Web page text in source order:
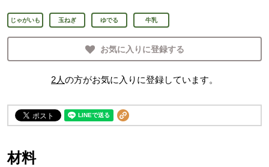
じゃがいも 玉ねぎ ゆでる 牛乳
お気に入りに登録する
2人の方がお気に入りに登録しています。
材料